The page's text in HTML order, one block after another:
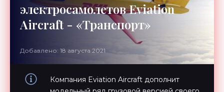
электросамолетов Eviation
Aircraft - «Транспорт»
Добавлено: 18 августа 2021
Компания Eviation Aircraft дополнит